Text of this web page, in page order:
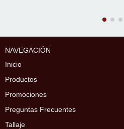
NAVEGACIÓN
Inicio
Productos
Promociones
Preguntas Frecuentes
Tallaje